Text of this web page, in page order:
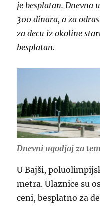
je besplatan. Dnevna
300 dinara, a za
za decu iz okoline
besplatan.
Dnevni ugodjaj za
U Bajši,
metra. Ulaznice su
ceni, besplatno za